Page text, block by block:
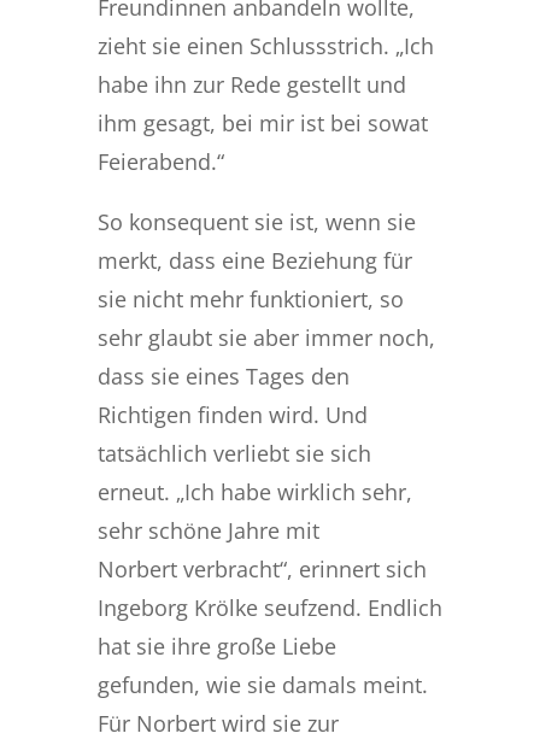
Freundinnen anbandeln wollte,
zieht sie einen Schlussstrich. „Ich
habe ihn zur Rede gestellt und
ihm gesagt, bei mir ist bei sowat
Feierabend.“
So konsequent sie ist, wenn sie
merkt, dass eine Beziehung für
sie nicht mehr funktioniert, so
sehr glaubt sie aber immer noch,
dass sie eines Tages den
Richtigen finden wird. Und
tatsächlich verliebt sie sich
erneut. „Ich habe wirklich sehr,
sehr schöne Jahre mit
Norbert verbracht“, erinnert sich
Ingeborg Krölke seufzend. Endlich
hat sie ihre große Liebe
gefunden, wie sie damals meint.
Für Norbert wird sie zur